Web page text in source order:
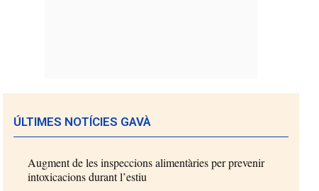
ÚLTIMES NOTÍCIES GAVÀ
Augment de les inspeccions alimentàries per prevenir
intoxicacions durant l’estiu